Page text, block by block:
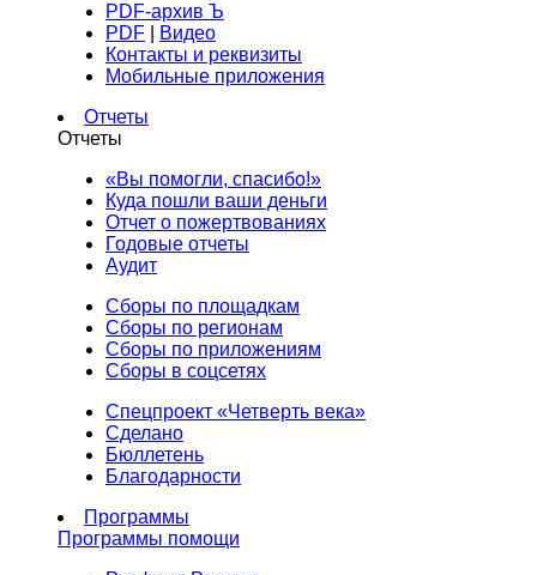
PDF-архив Ъ
PDF
Видео
Контакты и реквизиты
Мобильные приложения
Отчеты
Отчеты
«Вы помогли, спасибо!»
Куда пошли ваши деньги
Отчет о пожертвованиях
Годовые отчеты
Аудит
Сборы по площадкам
Сборы по регионам
Сборы по приложениям
Сборы в соцсетях
Спецпроект «Четверть века»
Сделано
Бюллетень
Благодарности
Программы
Программы помощи